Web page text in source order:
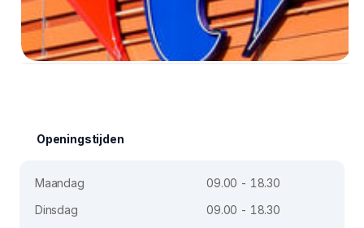
Openingstijden
Maandag
09.00 - 18.30
Dinsdag
09.00 - 18.30